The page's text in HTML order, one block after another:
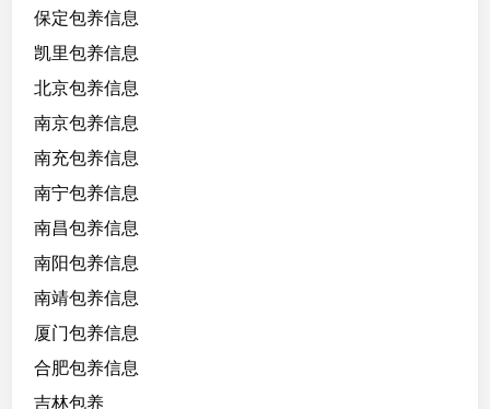
老
，
希
望
哥
温
柔
耐
心
教
保定包养信息
凯里包养信息
北京包养信息
南京包养信息
南充包养信息
南宁包养信息
南昌包养信息
南阳包养信息
南靖包养信息
厦门包养信息
合肥包养信息
吉林包养